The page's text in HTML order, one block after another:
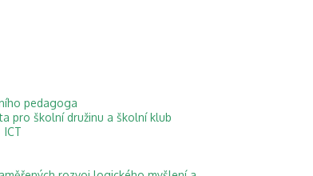
pedagoga
pro školní družinu a školní klub